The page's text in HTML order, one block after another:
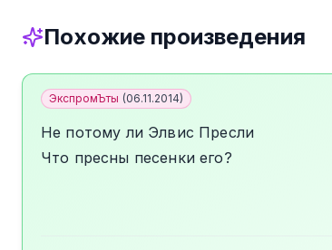
Похожие произведения
ЭкспромЪты (06.11.2014)
Не потому ли Элвис Пресли
Что пресны песенки его?